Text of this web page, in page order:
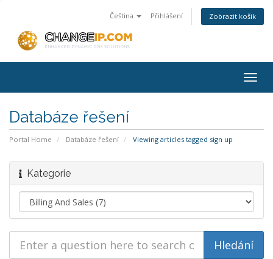
Čeština Přihlášení Zobrazit košík
Databáze řešení
Portal Home Databáze řešení Viewing articles tagged sign up
Kategorie